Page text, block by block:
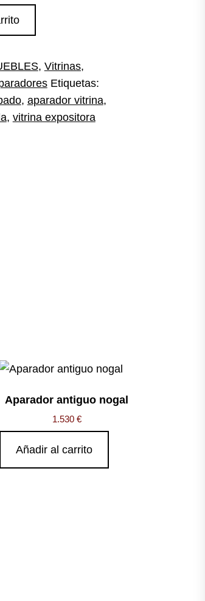
, Vitrinas,
Etiquetas:
, aparador vitrina,
, vitrina expositora
Aparador antiguo nogal
1.530 €
Añadir al carrito